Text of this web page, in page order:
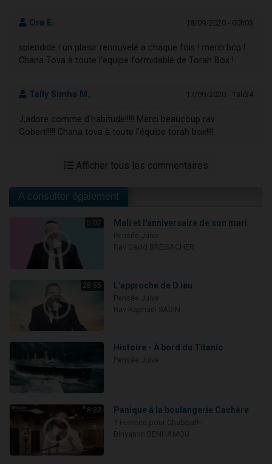
Ora E. 18/09/2020 - 00h03
splendide ! un plaisir renouvelé a chaque fois ! merci bcp !
Chana Tova à toute l'equipe formidable de Torah Box !
Tally Simha M. 17/09/2020 - 13h34
J,adore comme d'habitude!!!!! Merci beaucoup rav
Gobert!!!!! Chana tova à toute l'équipe torah box!!!!
Afficher tous les commentaires
A consulter également
5:07 Mali et l'anniversaire de son mari
28:55 L'approche de D.ieu
Histoire - À bord du Titanic
8:22 Panique à la boulangerie Cachère